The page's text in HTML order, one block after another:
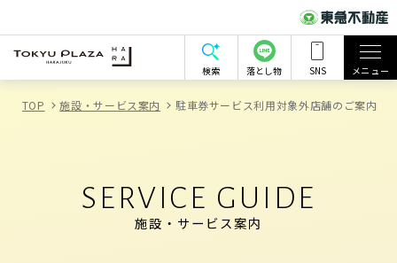
検索 落とし物 SNS メニュー
TOP 施設・サービス案内 駐車券サービス利用対象外店舗のご案内
SERVICE GUIDE
施設・サービス案内